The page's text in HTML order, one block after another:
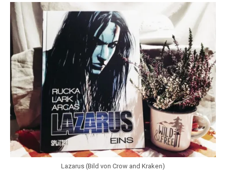
Lazarus (Bild von Crow and Kraken)